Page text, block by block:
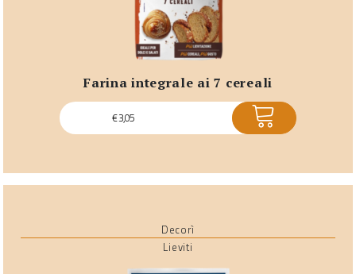
farina integrale ai 7 cereali
€3,05 ACQUISTA
Decorì
Lieviti